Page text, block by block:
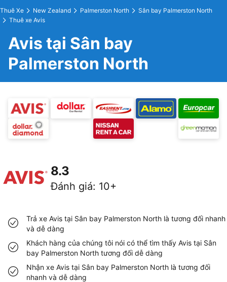
Thuê Xe New Zealand Palmerston North
Sân bay Palmerston North
Thuê xe Avis
Avis tại Sân bay
Palmerston North
8.3
Đánh giá: 10+
Trả xe Avis tại Sân bay Palmerston North là tương đối nhanh
và dễ dàng
Khách hàng của chúng tôi nói có thể tìm thấy Avis tại Sân
bay Palmerston North tương đối dễ dàng
Nhận xe Avis tại Sân bay Palmerston North là tương đối
nhanh và dễ dàng